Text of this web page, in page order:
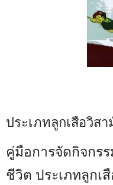
ประเภทลูกเสือวิส
คู่มือการจัดกิจกรร
ชีวิต ประเภทลูกเ